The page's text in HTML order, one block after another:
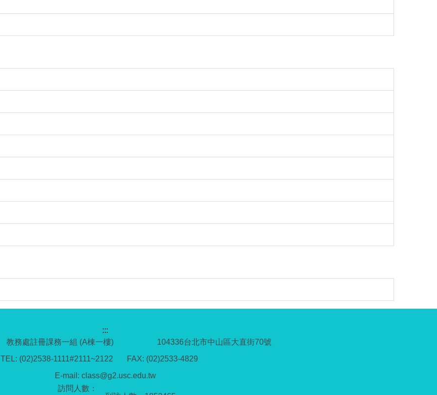
:::
教務處註冊課務一組 (A棟一樓)
104336台北市中山區大直街70號
TEL: (02)2538-1111#2111~2122 FAX: (02)2533-4829
E-mail: class@g2.usc.edu.tw